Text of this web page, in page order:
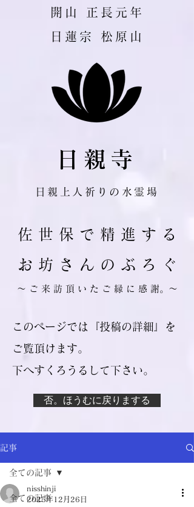
​開山 正長元年
日蓮宗 松原山
日親寺
日親上人祈りの水霊場
佐 世 保 で 精 進 す る
お 坊 さ ん の ぶ ろ ぐ
​～ ご 来 訪 頂 い た ご 縁 に 感 謝。～
このページでは『投稿の詳細』を
ご覧頂けます。
​下へすくろうるして下さい。
否。ほうむに戻りまする
記事
全ての記事
全ての記事
nisshinji
2025年12月26日